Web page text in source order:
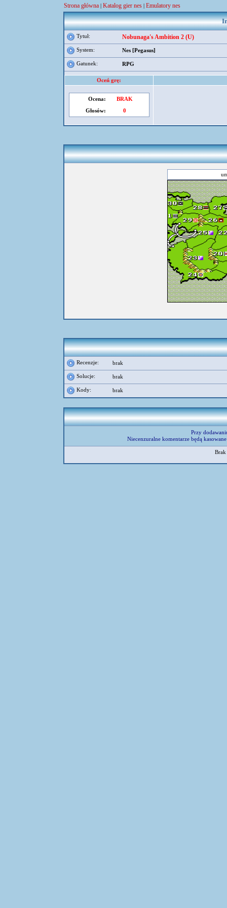
Strona główna | Katalog gier nes | Emulatory nes
Tytuł: Nobunaga's Ambition 2 (U)
System: Nes [Pegasus]
Gatunek: RPG
Oceń grę:
Ocena:
BRAK
Głosów:
0
Recenzje: brak
Solucje: brak
Kody: brak
Przy
Niecenzuralne komentarze będą